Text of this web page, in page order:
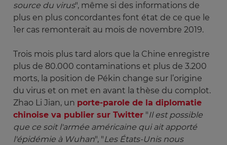
source du virus", même si des informations de
plus en plus concordantes font état de ce que le
1er cas remonterait au mois de novembre 2019.
Trois mois plus tard alors que la Chine enregistre
plus de 80.000 contaminations et plus de 3.200
morts, la position de Pékin change sur l’origine
du virus et on met en avant la thèse du complot.
Zhao Li Jian, un porte-parole de la diplomatie
chinoise va publier sur Twitter "Il est possible
que ce soit l'armée américaine qui ait apporté
l'épidémie à Wuhan", "Les États-Unis nous